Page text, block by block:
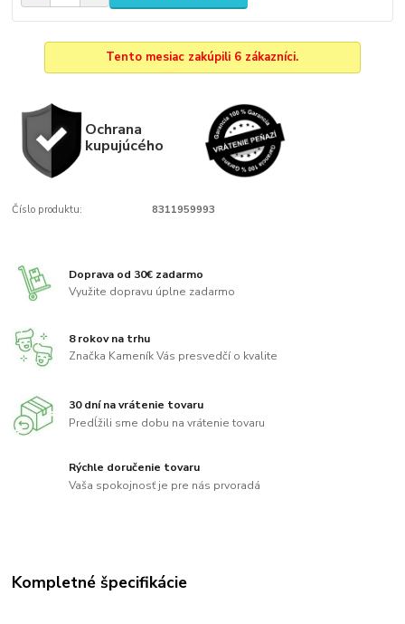
Tento mesiac zakúpili 6 zákazníci.
Ochrana
kupujúcého
Číslo produktu: 8311959993
Doprava od 30€ zadarmo
Využite dopravu úplne zadarmo
8 rokov na trhu
Značka Kameník Vás presvedčí o kvalite
30 dní na vrátenie tovaru
Predĺžili sme dobu na vrátenie tovaru
Rýchle doručenie tovaru
Vaša spokojnosť je pre nás prvoradá
Kompletné špecifikácie